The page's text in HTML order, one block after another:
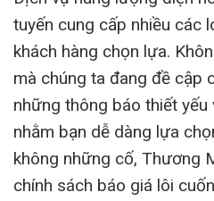
tuyến cung cấp nhiều các
khách hàng chọn lựa.
mà chúng ta đang đề cập
những thông báo thiết yếu
nhằm bạn dễ dàng lựa
không những cố, Thương
chính sách báo giá lôi